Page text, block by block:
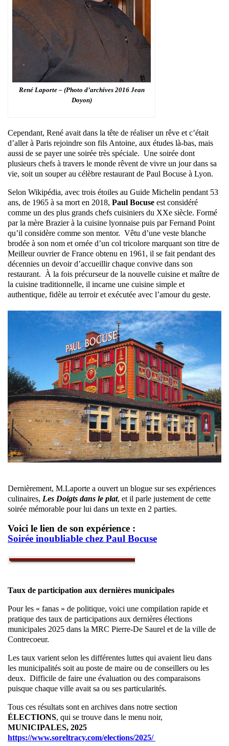
René Laporte – (Photo d’archives 2016 Jean
Doyon)
Cependant, René avait dans la tête de réaliser un rêve et c’était
d’aller à Paris rejoindre son fils Antoine, aux études là-bas, mais
aussi de se payer une soirée très spéciale. Une soirée dont
plusieurs chefs à travers le monde rêvent de vivre un jour dans sa
vie, soit un souper au célèbre restaurant de Paul Bocuse à Lyon.
Selon Wikipédia, avec trois étoiles au Guide Michelin pendant 53
ans, de 1965 à sa mort en 2018, Paul Bocuse est considéré
comme un des plus grands chefs cuisiniers du XXe siècle. Formé
par la mère Brazier à la cuisine lyonnaise puis par Fernand Point
qu’il considère comme son mentor. Vêtu d’une veste blanche
brodée à son nom et ornée d’un col tricolore marquant son titre de
Meilleur ouvrier de France obtenu en 1961, il se fait pendant des
décennies un devoir d’accueillir chaque convive dans son
restaurant. À la fois précurseur de la nouvelle cuisine et maître de
la cuisine traditionnelle, il incarne une cuisine simple et
authentique, fidèle au terroir et exécutée avec l’amour du geste.
Dernièrement, M.Laporte a ouvert un blogue sur ses expériences
culinaires, Les Doigts dans le plat, et il parle justement de cette
soirée mémorable pour lui dans un texte en 2 parties.
Voici le lien de son expérience :
Soirée inoubliable chez Paul Bocuse
Taux de participation aux dernières municipales
Pour les « fanas » de politique, voici une compilation rapide et
pratique des taux de participations aux dernières élections
municipales 2025 dans la MRC Pierre-De Saurel et de la ville de
Contrecoeur.
Les taux varient selon les différentes luttes qui avaient lieu dans
les municipalités soit au poste de maire ou de conseillers ou les
deux. Difficile de faire une évaluation ou des comparaisons
puisque chaque ville avait sa ou ses particularités.
Tous ces résultats sont en archives dans notre section
ÉLECTIONS, qui se trouve dans le menu noir,
MUNICIPALES, 2025
https://www.soreltracy.com/elections/2025/